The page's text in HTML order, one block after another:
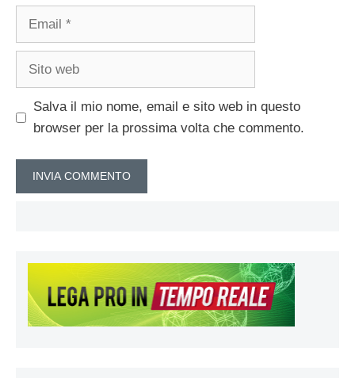
Email
Sito
Salva il mio nome, email e sito web in questo
browser per la prossima volta che commento.